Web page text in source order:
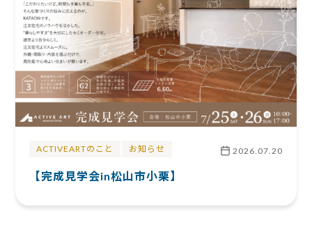
ACTIVEARTのこと お知らせ 2026.07.20
【完成見学会in松山市小栗】